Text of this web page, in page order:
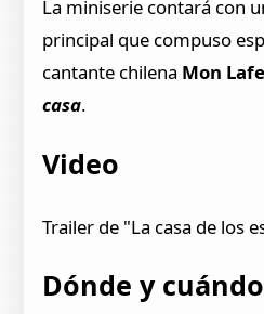
La miniserie contará con
principal que compuso
cantante chilena Mon
casa.
Video
Trailer de "La casa de los
Dónde y